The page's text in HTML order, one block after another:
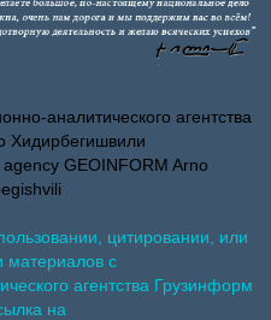
аналитического агентства
Хидирбегишвили
GEOINFORM Arno
цитировании, или
материалов с
агентства Грузинформ
на